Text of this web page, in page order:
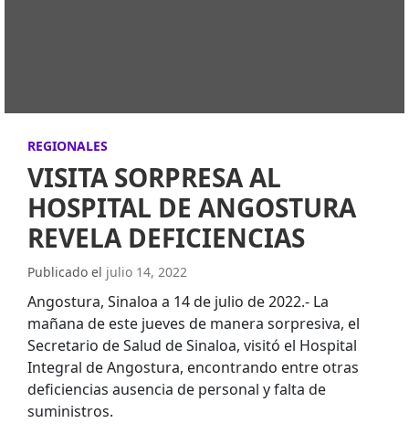
REGIONALES
VISITA SORPRESA AL
HOSPITAL DE ANGOSTURA
REVELA DEFICIENCIAS
Publicado el julio 14, 2022
Angostura, Sinaloa a 14 de julio de 2022.- La
mañana de este jueves de manera sorpresiva, el
Secretario de Salud de Sinaloa, visitó el Hospital
Integral de Angostura, encontrando entre otras
deficiencias ausencia de personal y falta de
suministros.